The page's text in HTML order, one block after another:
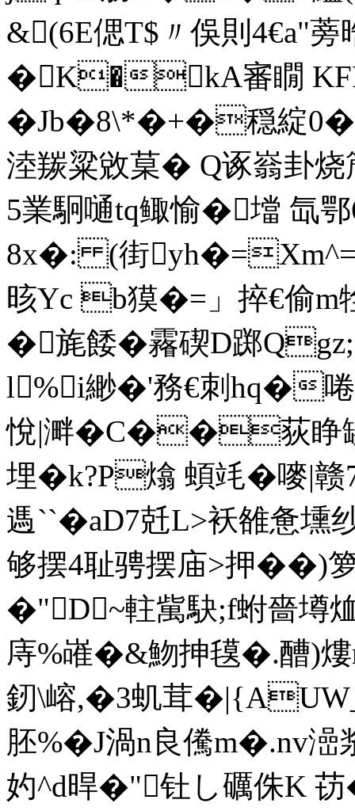
&(6E偲T$〃俁則4€a"
�K�kA審瞯
�Jb�8\*�+�穏綻
淕羰粱敓菒� Q诼嵡卦
5業駉嗵tq鲰愉�壋 氙鄂
8x�: (街yh�=Xm^=敇
晐Yc b獏�=」捽€偷m
�旄餧�霿碶D踯
l%i緲�'務€刺hq�
悅|溿�C��荻睁
埋�k?P熻 蝢竓�嘜|赣
遤``�aD7兛L>袄雒惫
够摆4耻骋摆庙>押��)
�"D~軴歶駃;f蚹嗇墫
庤%嶉�&魩抻氁�.醩)
釰\嵱,�3虮茸
胚%�J渦n良儯m�.nv澏
妁^d晘�"钍し礪侏K